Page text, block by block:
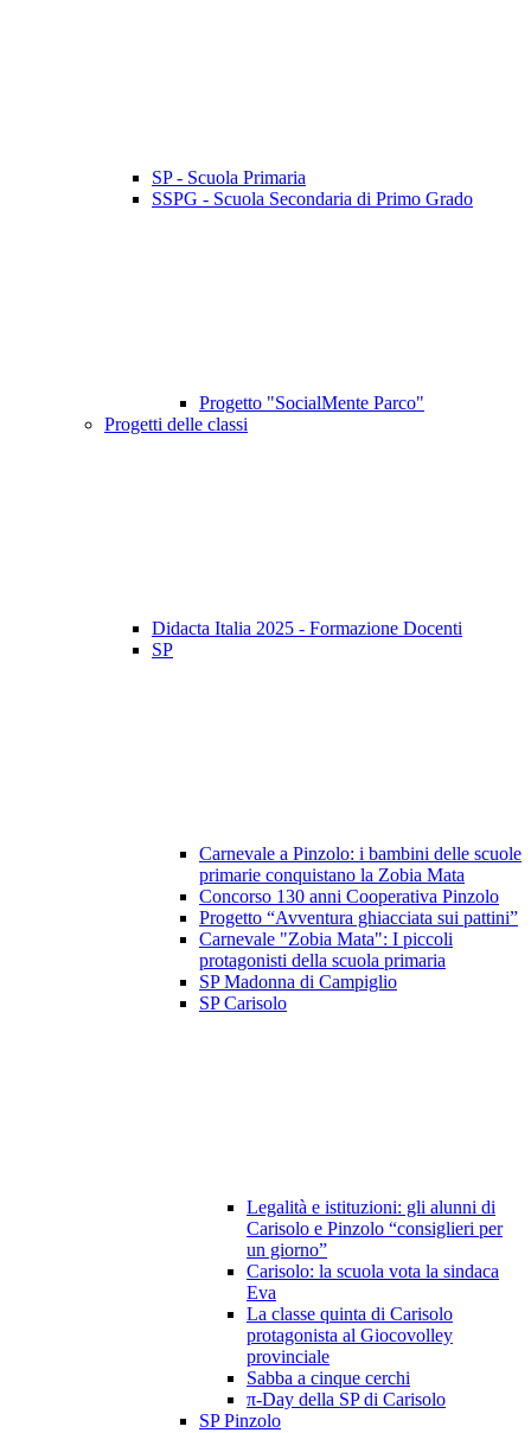
SP - Scuola Primaria
SSPG - Scuola Secondaria di Primo Grado
Progetto "SocialMente Parco"
Progetti delle classi
Didacta Italia 2025 - Formazione Docenti
SP
Carnevale a Pinzolo: i bambini delle scuole
primarie conquistano la Zobia Mata
Concorso 130 anni Cooperativa Pinzolo
Progetto “Avventura ghiacciata sui pattini”
Carnevale "Zobia Mata": I piccoli
protagonisti della scuola primaria
SP Madonna di Campiglio
SP Carisolo
Legalità e istituzioni: gli alunni di
Carisolo e Pinzolo “consiglieri per
un giorno”
Carisolo: la scuola vota la sindaca
Eva
La classe quinta di Carisolo
protagonista al Giocovolley
provinciale
Sabba a cinque cerchi
π-Day della SP di Carisolo
SP Pinzolo